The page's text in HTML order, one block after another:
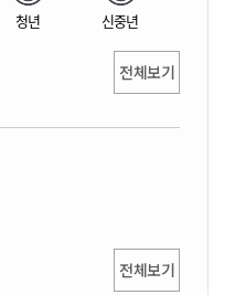
청년 신중년
전체보기
전체보기